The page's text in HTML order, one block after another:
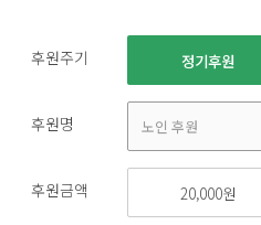
후원주기 정기후원
후원명
후원금액 20,000원